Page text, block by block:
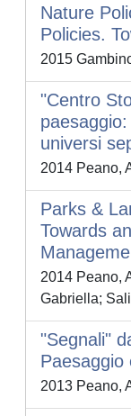
Nature
Policies.
2015
"Centro
universi
2014 Peano,
Parks &
Towards
2014 Peano,
Gabriella;
"Segnali"
Paesaggio
2013 Peano,